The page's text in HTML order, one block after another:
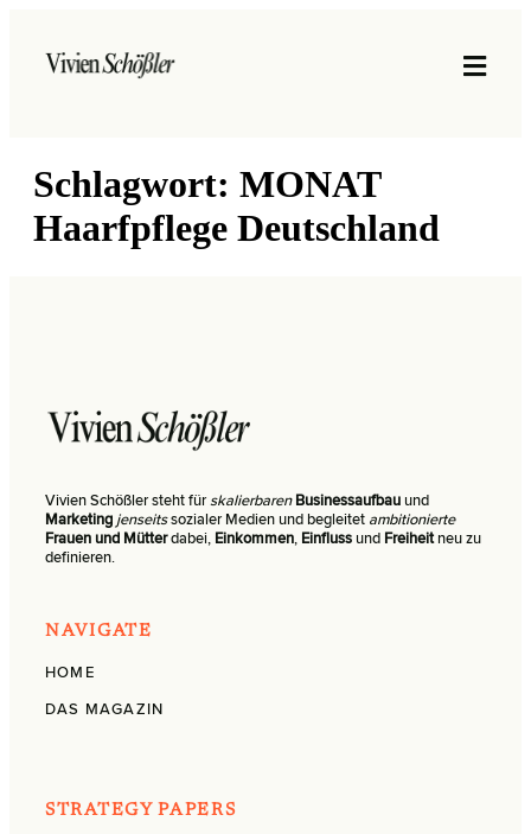
Schlagwort: MONAT
Haarfpflege Deutschland
Vivien Schößler steht fürskalierbaren Businessaufbau und
Marketing jenseitssozialer Medien und begleitet ambitionierte
Frauen und Mütterdabei, Einkommen, Einfluss und Freiheitneu zu
definieren.
NAVIGATE
HOME
DAS MAGAZIN
STRATEGY PAPERS